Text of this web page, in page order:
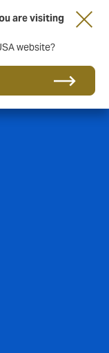
are visiting
website?